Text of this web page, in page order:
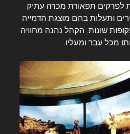
לפרקים תפאורת מכרה עתיק
ותעלות בהם מוצגת הדמייה
שונות. הקהל נהנה מחוויה
מכל עבר ומעליו.